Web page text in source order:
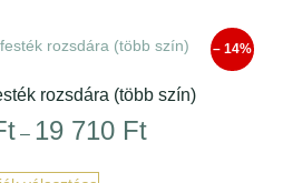
– 14%
rozsdára (több szín)
– 19 710 Ft